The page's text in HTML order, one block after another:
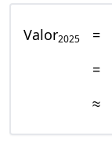
Valor2025 =
=
≈